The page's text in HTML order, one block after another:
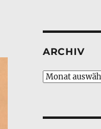
ARCHIV
Archiv